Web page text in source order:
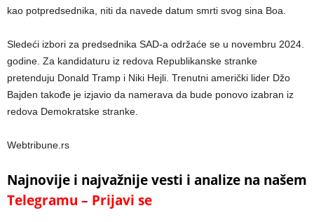
kao potpredsednika, niti da navede datum smrti svog sina Boa.
Sledeći izbori za predsednika SAD-a održaće se u novembru 2024.
godine. Za kandidaturu iz redova Republikanske stranke
pretenduju Donald Tramp i Niki Hejli. Trenutni američki lider Džo
Bajden takođe je izjavio da namerava da bude ponovo izabran iz
redova Demokratske stranke.
Webtribune.rs
Najnovije i najvažnije vesti i analize na našem
Telegramu – Prijavi se